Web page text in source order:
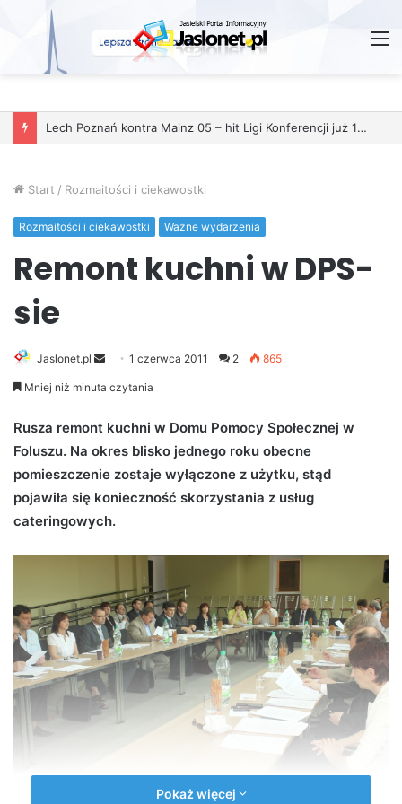
Start / Rozmaitości i ciekawostki
Rozmaitości i ciekawostki Ważne wydarzenia
Remont kuchni w DPS-
sie
Jaslonet.pl
d
a
i
1 czerwca 2011 2 865
Mniej niż minuta czytania
Rusza remont kuchni w Domu Pomocy Społecznej w
Foluszu. Na okres blisko jednego roku obecne
pomieszczenie zostaje wyłączone z użytku, stąd
pojawiła się konieczność skorzystania z usług
cateringowych.
Pokaż więcej